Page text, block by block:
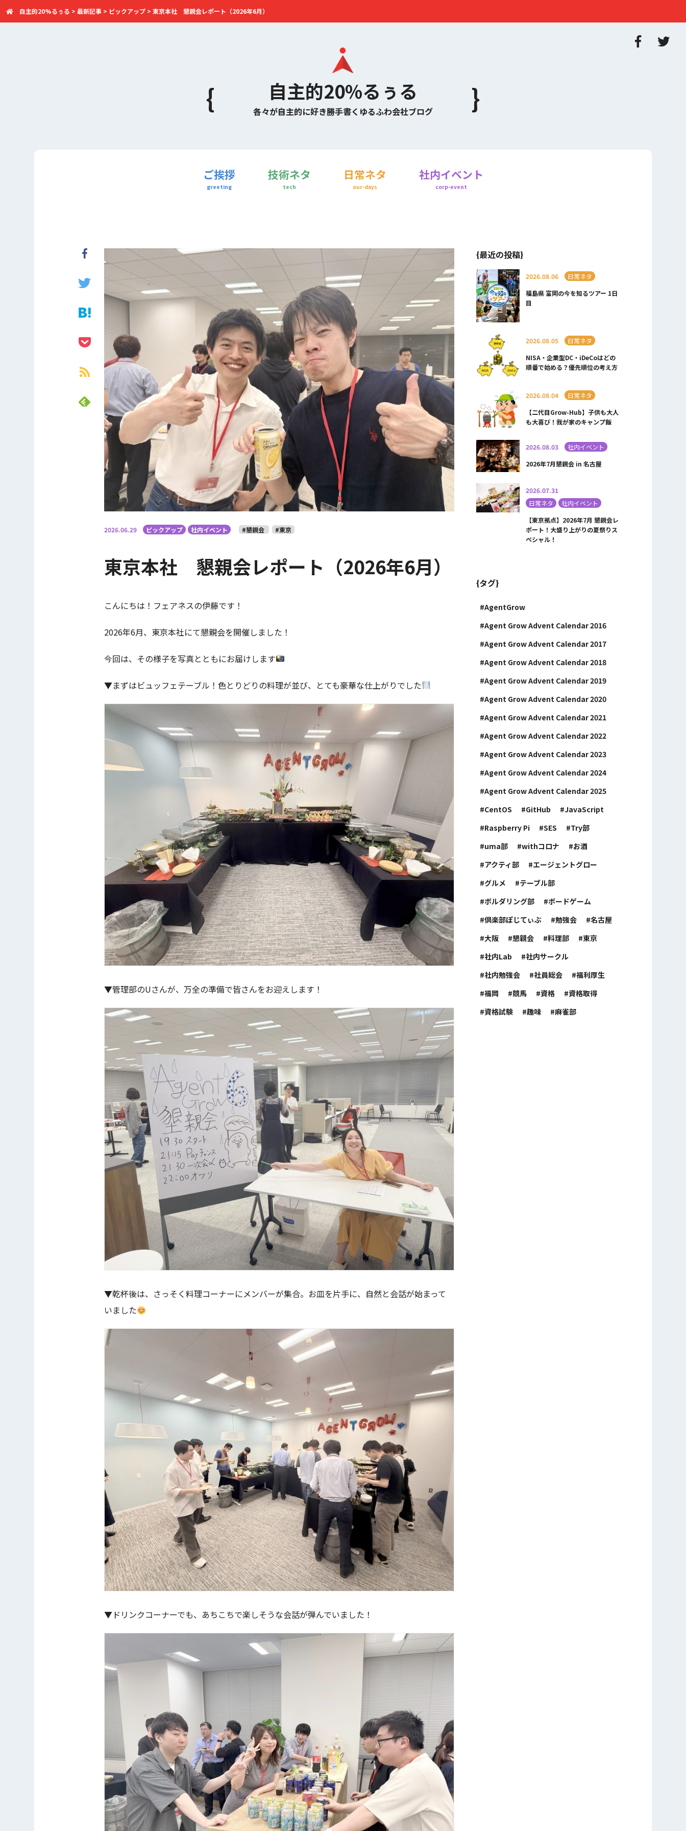
自主的20%るぅる
各々が自主的に好き勝手書くゆるふわ会社ブログ
自主的20%るぅる > 最新記事 > ピックアップ > 東京本社 懇親会レポート（2026年6月）
ご挨拶
greeting
技術ネタ
tech
日常ネタ
our-days
社内イベント
corp-event
2026.06.29 ピックアップ 社内イベント #懇親会 #東京
東京本社 懇親会レポート（2026年6月）
こんにちは！フェアネスの伊藤です！
2026年6月、東京本社にて懇親会を開催しました！
今回は、その様子を写真とともにお届けします
▼まずはビュッフェテーブル！色とりどりの料理が並び、とても豪華な仕上がりでした
▼管理部のUさんが、万全の準備で皆さんをお迎えします！
▼乾杯後は、さっそく料理コーナーにメンバーが集合。お皿を片手に、自然と会話が始まって
いました
▼ドリンクコーナーでも、あちこちで楽しそうな会話が弾んでいました！
{最近の投稿}
2026.08.06
日常ネタ
福島県 富岡の今を知るツアー 1日
目
2026.08.05
日常ネタ
NISA・企業型DC・iDeCoはどの
順番で始める？優先順位の考え方
2026.08.04
日常ネタ
【二代目Grow-Hub】子供も大人
も大喜び！我が家のキャンプ飯
2026.08.03
社内イベント
2026年7月懇親会 in 名古屋
2026.07.31
日常ネタ
社内イベント
【東京拠点】2026年7月 懇親会レ
ポート！大盛り上がりの夏祭りス
ペシャル！
{タグ}
AgentGrow
Agent Grow Advent Calendar 2016
Agent Grow Advent Calendar 2017
Agent Grow Advent Calendar 2018
Agent Grow Advent Calendar 2019
Agent Grow Advent Calendar 2020
Agent Grow Advent Calendar 2021
Agent Grow Advent Calendar 2022
Agent Grow Advent Calendar 2023
Agent Grow Advent Calendar 2024
Agent Grow Advent Calendar 2025
CentOS
GitHub
JavaScript
Raspberry Pi
SES
Try部
uma部
withコロナ
お酒
アクティ部
エージェントグロー
グルメ
テーブル部
ボルダリング部
ボードゲーム
倶楽部ぽじてぃぶ
勉強会
名古屋
大阪
懇親会 料理部
東京
社内Lab
社内サークル
社内勉強会
社員総会
福利厚生
福岡
競馬 資格
資格取得
資格試験
趣味 麻雀部